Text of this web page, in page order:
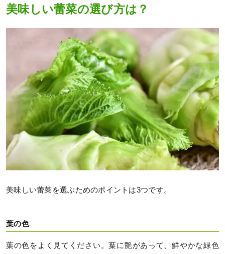
美味しい蕾菜の選び方は？
美味しい蕾菜を選ぶためのポイントは3つです。
葉の色
葉の色をよく見てください。葉に艶があって、鮮やかな緑色